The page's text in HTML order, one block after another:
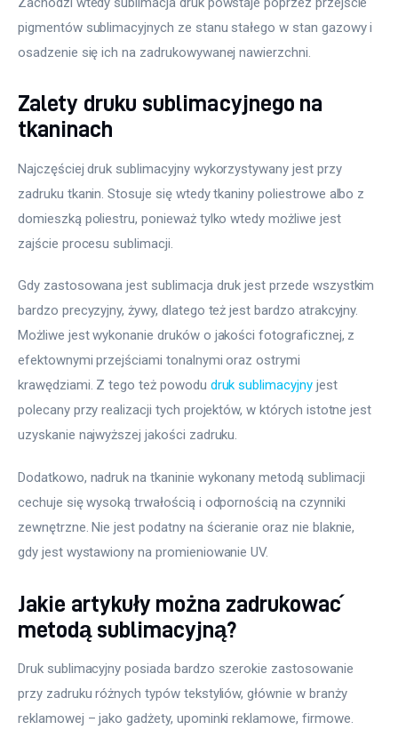
pigmentów sublimacyjnych ze stanu stałego w stan gazowy i
osadzenie się ich na zadrukowywanej nawierzchni.
Zalety druku sublimacyjnego na
tkaninach
Najczęściej druk sublimacyjny wykorzystywany jest przy
zadruku tkanin. Stosuje się wtedy tkaniny poliestrowe albo z
domieszką poliestru, ponieważ tylko wtedy możliwe jest
zajście procesu sublimacji.
Gdy zastosowana jest sublimacja druk jest przede wszystkim
bardzo precyzyjny, żywy, dlatego też jest bardzo atrakcyjny.
Możliwe jest wykonanie druków o jakości fotograficznej, z
efektownymi przejściami tonalnymi oraz ostrymi
krawędziami. Z tego też powodu druk sublimacyjny jest
polecany przy realizacji tych projektów, w których istotne jest
uzyskanie najwyższej jakości zadruku.
Dodatkowo, nadruk na tkaninie wykonany metodą sublimacji
cechuje się wysoką trwałością i odpornością na czynniki
zewnętrzne. Nie jest podatny na ścieranie oraz nie blaknie,
gdy jest wystawiony na promieniowanie UV.
Jakie artykuły można zadrukować
metodą sublimacyjną?
Druk sublimacyjny posiada bardzo szerokie zastosowanie
przy zadruku różnych typów tekstyliów, głównie w branży
reklamowej – jako gadżety, upominki reklamowe, firmowe.